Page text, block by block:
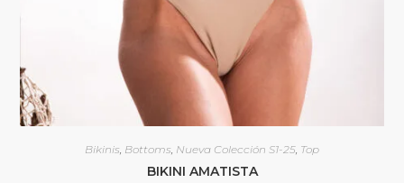
Bikinis Bottoms Nueva Colección S1-25 Top
BIKINI AMATISTA